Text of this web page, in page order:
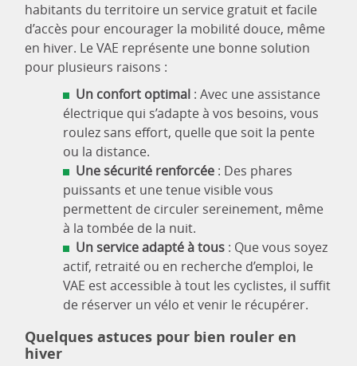
habitants du territoire un service gratuit et facile
d’accès pour encourager la mobilité douce, même
en hiver. Le VAE représente une bonne solution
pour plusieurs raisons :
Un confort optimal : Avec une assistance
électrique qui s’adapte à vos besoins, vous
roulez sans effort, quelle que soit la pente
ou la distance.
Une sécurité renforcée : Des phares
puissants et une tenue visible vous
permettent de circuler sereinement, même
à la tombée de la nuit.
Un service adapté à tous : Que vous soyez
actif, retraité ou en recherche d’emploi, le
VAE est accessible à tout les cyclistes, il suffit
de réserver un vélo et venir le récupérer.
Quelques astuces pour bien rouler en
hiver